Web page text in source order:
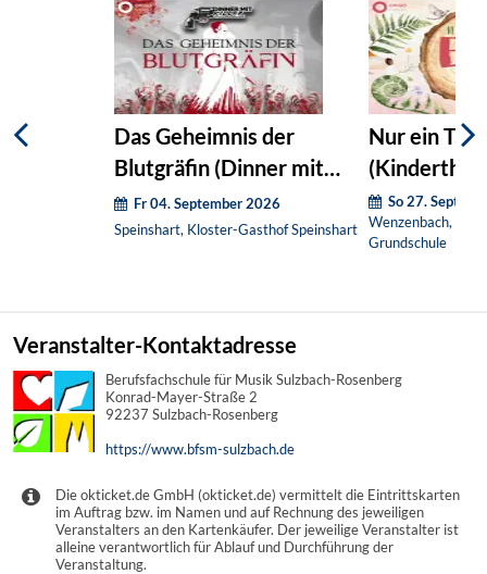
Das Geheimnis der
Blutgräfin (Dinner mit
Killer)
Fr 04. September 2026
Speinshart, Kloster-Gasthof Speinshart
Nur ein Tag
So 27.
Wenzenbach,
Grundschule
Veranstalter-Kontaktadresse
Berufsfachschule für Musik Sulzbach-Rosenberg
Konrad-Mayer-Straße 2
92237 Sulzbach-Rosenberg
https://www.bfsm-sulzbach.de
Die okticket.de GmbH (okticket.de) vermittelt die Eintrittskarten
im Auftrag bzw. im Namen und auf Rechnung des jeweiligen
Veranstalters an den Kartenkäufer. Der jeweilige Veranstalter ist
alleine verantwortlich für Ablauf und Durchführung der
Veranstaltung.